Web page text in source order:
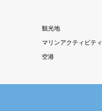
観光地
マリンアクティビティ
空港